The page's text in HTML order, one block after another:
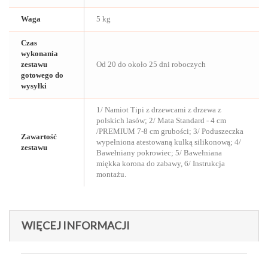
Waga 5 kg
Czas
wykonania
zestawu
gotowego do
wysyłki
Od 20 do około 25 dni roboczych
Zawartość
zestawu
1/ Namiot Tipi z drzewcami z drzewa z
polskich lasów; 2/ Mata Standard - 4 cm
/PREMIUM 7-8 cm grubości; 3/ Poduszeczka
wypełniona atestowaną kulką silikonową; 4/
Bawełniany pokrowiec; 5/ Bawełniana
miękka korona do zabawy, 6/ Instrukcja
montażu.
WIĘCEJ INFORMACJI